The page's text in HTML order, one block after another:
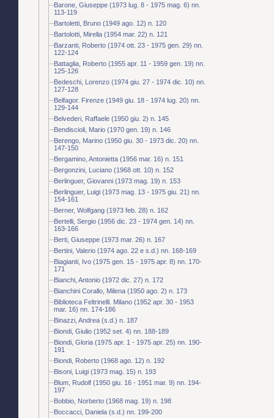
Barone, Giuseppe (1973 lug. 8 - 1975 mag. 6) nn.
113-119
Bartoletti, Bruno (1949 ago. 12) n. 120
Bartolotti, Mirella (1954 mar. 22) n. 121
Barzanti, Roberto (1974 ott. 23 - 1975 gen. 29) nn.
122-124
Battaglia, Roberto (1955 apr. 11 - 1959 gen. 19) nn.
125-126
Bedeschi, Lorenzo (1974 giu. 27 - 1974 dic. 10) nn.
127-128
Belfagor. Firenze (1949 giu. 18 - 1974 lug. 20) nn.
129-144
Belvederi, Raffaele (1950 giu. 2) n. 145
Bendiscioli, Mario (1970 gen. 19) n. 146
Berengo, Marino (1950 giu. 30 - 1973 dic. 20) nn.
147-150
Bergamino, Antonietta (1956 mar. 16) n. 151
Bergonzini, Luciano (1968 ott. 10) n. 152
Berlinguer, Giovanni (1973 mag. 19) n. 153
Berlinguer, Luigi (1973 mag. 13 - 1975 giu. 21) nn.
154-161
Berner, Wolfgang (1973 feb. 28) n. 162
Bertelli, Sergio (1956 dic. 23 - 1974 gen. 14) nn.
163-166
Berti, Giuseppe (1973 mar. 26) n. 167
Bertini, Valerio (1974 ago. 22 e s.d.) nn. 168-169
Biagianti, Ivo (1975 gen. 15 - 1975 apr. 8) nn. 170-
171
Bianchi, Antonio (1972 dic. 27) n. 172
Bianchini Corallo, Milena (1950 ago. 2) n. 173
Biblioteca Feltrinelli. Milano (1952 apr. 30 - 1953
mar. 16) nn. 174-186
Binazzi, Andrea (s.d.) n. 187
Biondi, Giulio (1952 set. 4) nn. 188-189
Biondi, Gloria (1975 apr. 1 - 1975 apr. 25) nn. 190-
191
Biondi, Roberto (1968 ago. 12) n. 192
Bisoni, Luigi (1973 mag. 15) n. 193
Blum, Rudolf (1950 giu. 16 - 1951 mar. 9) nn. 194-
197
Bobbio, Norberto (1968 mag. 19) n. 198
Boccacci, Daniela (s.d.) nn. 199-200